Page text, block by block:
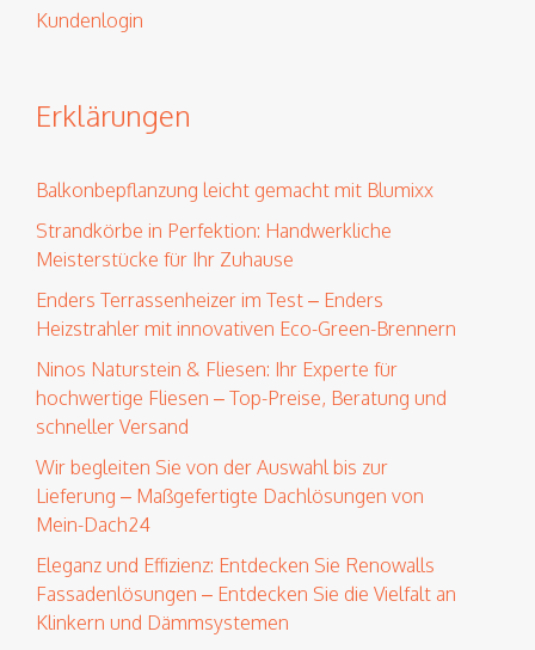
Kundenlogin
Erklärungen
Balkonbepflanzung leicht gemacht mit Blumixx
Strandkörbe in Perfektion: Handwerkliche
Meisterstücke für Ihr Zuhause
Enders Terrassenheizer im Test – Enders
Heizstrahler mit innovativen Eco-Green-Brennern
Ninos Naturstein & Fliesen: Ihr Experte für
hochwertige Fliesen – Top-Preise, Beratung und
schneller Versand
Wir begleiten Sie von der Auswahl bis zur
Lieferung – Maßgefertigte Dachlösungen von
Mein-Dach24
Eleganz und Effizienz: Entdecken Sie Renowalls
Fassadenlösungen – Entdecken Sie die Vielfalt an
Klinkern und Dämmsystemen